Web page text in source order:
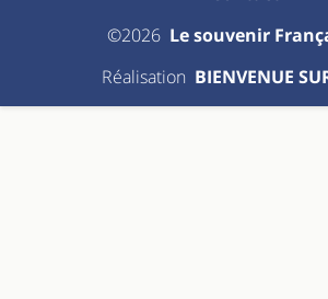
©2026 Le souvenir
Réalisation BIENVENUE